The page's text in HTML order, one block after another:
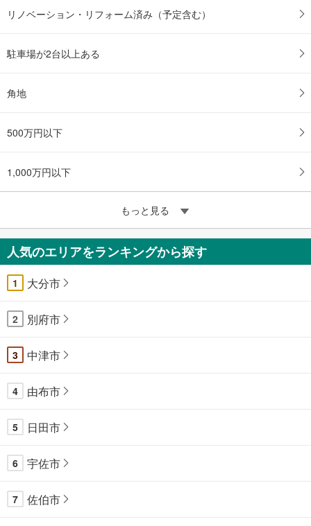
リノベーション・リフォーム済み（予定含む）
駐車場が2台以上ある
角地
500万円以下
1,000万円以下
もっと見る
人気のエリアをランキングから探す
1 大分市
2 別府市
3 中津市
4 由布市
5 日田市
6 宇佐市
7 佐伯市